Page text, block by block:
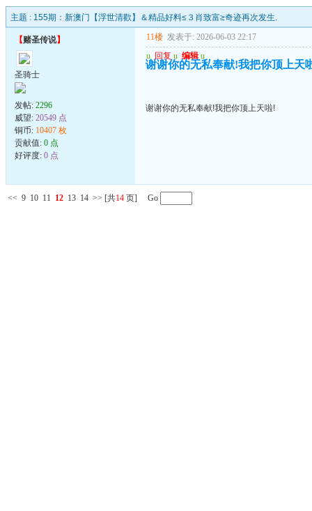
主题 : 155期：新澳门【浮世清歡】＆精品好料≤３肖致富≥奇迹再次发生.
【赌圣传说】
圣骑士
发帖: 2296
威望: 20549 点
铜币: 10407 枚
贡献值: 0 点
好评度: 0 点
11楼 发表于: 2026-06-03 22:17
u 回复 u 编辑 u
谢谢你的无私奉献!我把你顶上天
谢谢你的无私奉献!我把你顶上天啦!
<< 9 10 11 12 13 14 >> [共14 页] Go